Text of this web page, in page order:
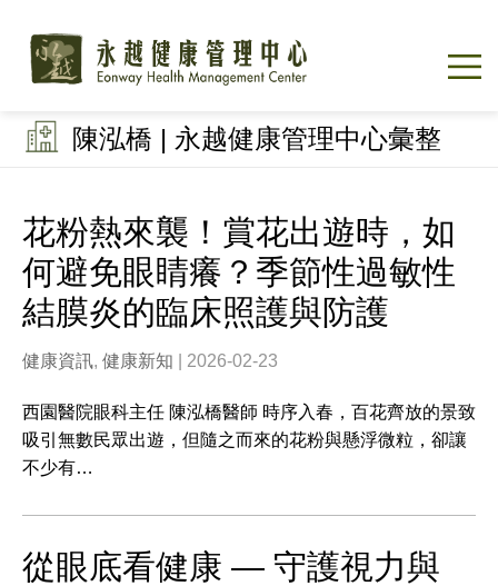
陳泓橋 | 永越健康管理中心彙整
花粉熱來襲！賞花出遊時，如
何避免眼睛癢？季節性過敏性
結膜炎的臨床照護與防護
健康資訊, 健康新知 | 2026-02-23
西園醫院眼科主任 陳泓橋醫師 時序入春，百花齊放的景致
吸引無數民眾出遊，但隨之而來的花粉與懸浮微粒，卻讓
不少有…
從眼底看健康 — 守護視力與